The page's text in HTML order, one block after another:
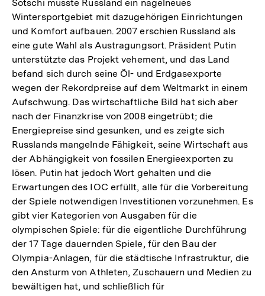
Sotschi musste Russland ein nagelneues
Wintersportgebiet mit dazugehörigen Einrichtungen
und Komfort aufbauen. 2007 erschien Russland als
eine gute Wahl als Austragungsort. Präsident Putin
unterstützte das Projekt vehement, und das Land
befand sich durch seine Öl- und Erdgasexporte
wegen der Rekordpreise auf dem Weltmarkt in einem
Aufschwung. Das wirtschaftliche Bild hat sich aber
nach der Finanzkrise von 2008 eingetrübt; die
Energiepreise sind gesunken, und es zeigte sich
Russlands mangelnde Fähigkeit, seine Wirtschaft aus
der Abhängigkeit von fossilen Energieexporten zu
lösen. Putin hat jedoch Wort gehalten und die
Erwartungen des IOC erfüllt, alle für die Vorbereitung
der Spiele notwendigen Investitionen vorzunehmen. Es
gibt vier Kategorien von Ausgaben für die
olympischen Spiele: für die eigentliche Durchführung
der 17 Tage dauernden Spiele, für den Bau der
Olympia-Anlagen, für die städtische Infrastruktur, die
den Ansturm von Athleten, Zuschauern und Medien zu
bewältigen hat, und schließlich für